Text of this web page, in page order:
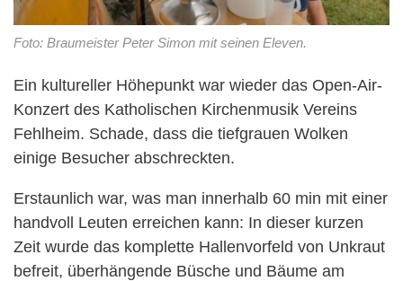
Foto: Braumeister Peter Simon mit seinen Eleven.
Ein kultureller Höhepunkt war wieder das Open-Air-
Konzert des Katholischen Kirchenmusik Vereins
Fehlheim. Schade, dass die tiefgrauen Wolken
einige Besucher abschreckten.
Erstaunlich war, was man innerhalb 60 min mit einer
handvoll Leuten erreichen kann: In dieser kurzen
Zeit wurde das komplette Hallenvorfeld von Unkraut
befreit, überhängende Büsche und Bäume am